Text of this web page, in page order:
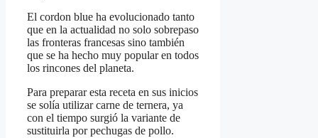
El cordon blue ha evolucionado tanto
que en la actualidad no solo sobrepaso
las fronteras francesas sino también
que se ha hecho muy popular en todos
los rincones del planeta.
Para preparar esta receta en sus inicios
se solía utilizar carne de ternera, ya
con el tiempo surgió la variante de
sustituirla por pechugas de pollo.